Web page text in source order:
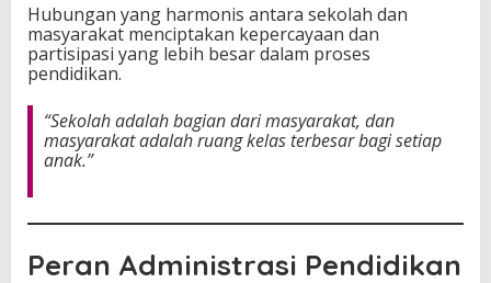
Hubungan yang harmonis antara sekolah dan
masyarakat menciptakan kepercayaan dan
partisipasi yang lebih besar dalam proses
pendidikan.
“Sekolah adalah bagian dari masyarakat, dan
masyarakat adalah ruang kelas terbesar bagi setiap
anak.”
Peran Administrasi Pendidikan